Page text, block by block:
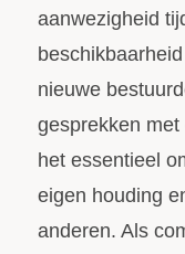
aanwezigheid
nieuwe
gesprekken
het essentieel
eigen houding
anderen. Als